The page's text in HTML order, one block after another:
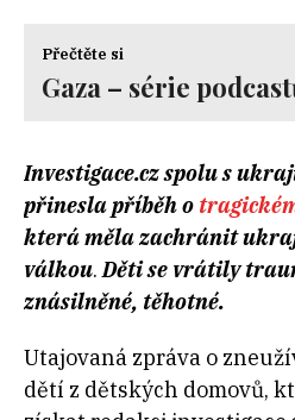
Přečtěte si
Gaza – série
Investigace.cz spolu s
přinesla příběh o
která měla zachránit
válkou.Děti se vrátily
znásilněné, těhotné.
Utajovaná zpráva o
dětí z dětských domovů,